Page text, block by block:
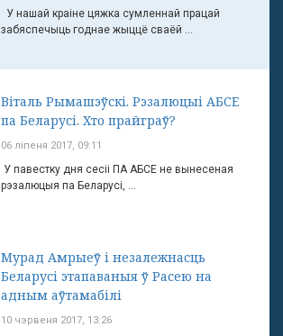
У нашай краіне цяжка сумленнай працай
забяспечыць годнае жыццё сваёй ...
Віталь Рымашэўскі. Рэзалюцыі АБСЕ
па Беларусі. Хто прайграў?
06 ліпеня 2017, 09:11
У павестку дня сесіі ПА АБСЕ не вынесеная
рэзалюцыя па Беларусі, ...
Мурад Амрыеў і незалежнасць
Беларусі этапаваныя ў Расею на
адным аўтамабілі
10 чэрвеня 2017, 13:26